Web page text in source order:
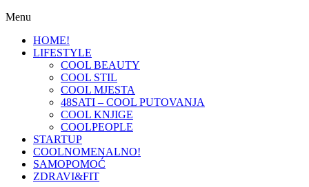
Menu
HOME!
LIFESTYLE
COOL BEAUTY
COOL STIL
COOL MJESTA
48SATI – COOL PUTOVANJA
COOL KNJIGE
COOLPEOPLE
STARTUP
COOLNOMENALNO!
SAMOPOMOĆ
ZDRAVI&FIT